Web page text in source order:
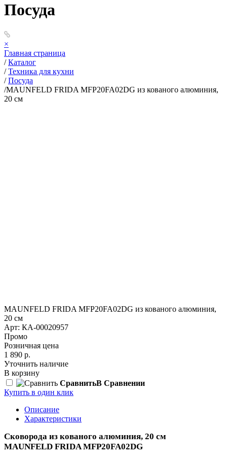
Посуда
×
Главная страница
/ Каталог
/ Техника для кухни
/ Посуда
/MAUNFELD FRIDA MFP20FA02DG из кованого алюминия,
20 см
MAUNFELD FRIDA MFP20FA02DG из кованого алюминия,
20 см
Арт: КА-00020957
Промо
Розничная цена
1 890 р.
Уточнить наличие
В корзину
СравнитьВ Сравнении
Купить в один клик
Описание
Характеристики
Сковорода из кованого алюминия, 20 см
MAUNFELD FRIDA MFP20FA02DG